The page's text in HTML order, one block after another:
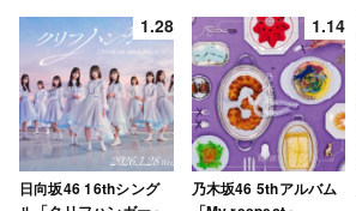
1.28
日向坂46 16thシング
1.14
乃木坂46 5thアルバム